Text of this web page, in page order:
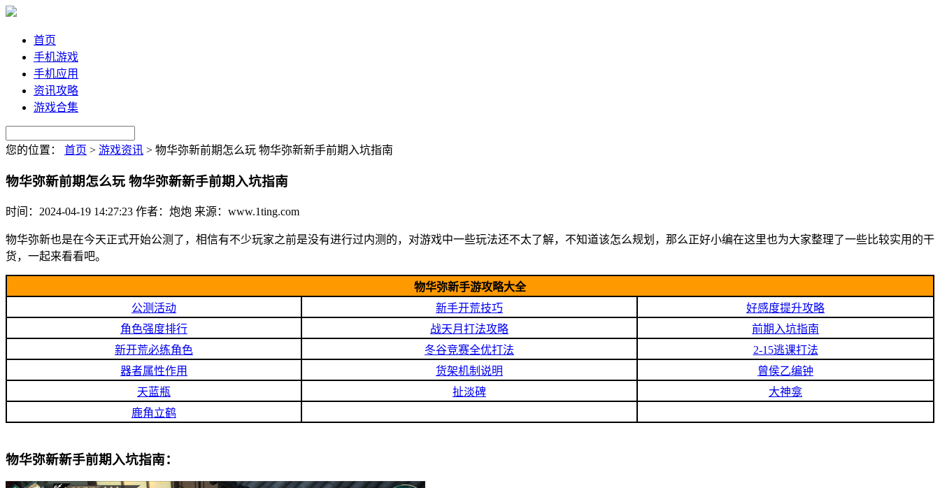
首页
手机游戏
手机应用
资讯攻略
游戏合集
您的位置： 首页 > 游戏资讯 > 物华弥新前期怎么玩 物华弥新新手前期入坑指南
物华弥新前期怎么玩 物华弥新新手前期入坑指南
时间：2024-04-19 14:27:23 作者：炮炮 来源：www.1ting.com
物华弥新也是在今天正式开始公测了，相信有不少玩家之前是没有进行过内测的，对游戏中一些玩法还不太了解，不知道该怎么规划，那么正好小编在这里也为大家整理了一些比较实用的干
货，一起来看看吧。
物华弥新手游攻略大全
公测活动
新手开荒技巧
好感度提升攻略
角色强度排行
战天月打法攻略
前期入坑指南
新开荒必练角色
冬谷竞赛全优打法
2-15逃课打法
器者属性作用
货架机制说明
曾侯乙编钟
天蓝瓶
扯淡碑
大神龛
鹿角立鹤
物华弥新新手前期入坑指南：